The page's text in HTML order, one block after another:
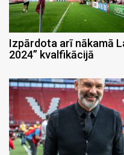
Izpārdota arī nākamā
2024” kvalfikācijā